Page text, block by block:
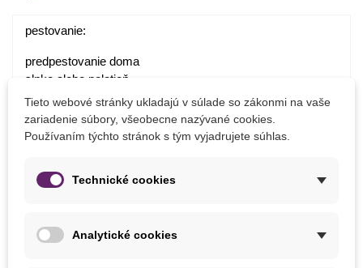
pestovanie:
predpestovanie doma
slnko alebo polotieň
znesie minimáne tepltoy 5-10 stupňov
MOHLI BYSTE EŠTE POTREBOVAŤ
Tieto webové stránky ukladajú v súlade so zákonmi na vaše
zariadenie súbory, všeobecne nazývané cookies.
Používaním týchto stránok s tým vyjadrujete súhlas.
Technické cookies
Analytické cookies